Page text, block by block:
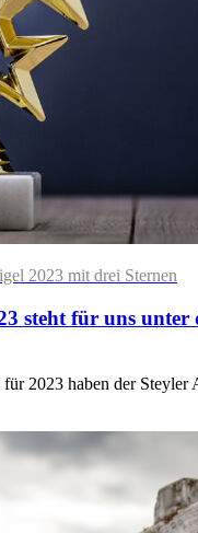
2023 mit drei Sternen
steht für uns unter
2023 haben der